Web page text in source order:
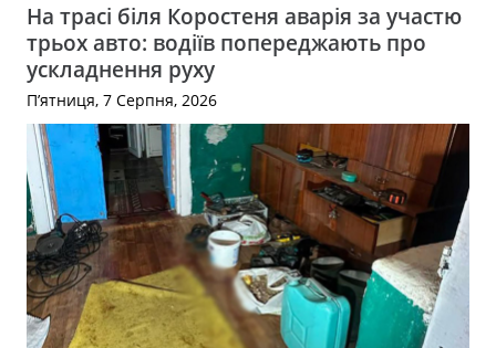
На трасі біля Коростеня аварія за участю
трьох авто: водіїв попереджають про
ускладнення руху
П’ятниця, 7 Серпня, 2026